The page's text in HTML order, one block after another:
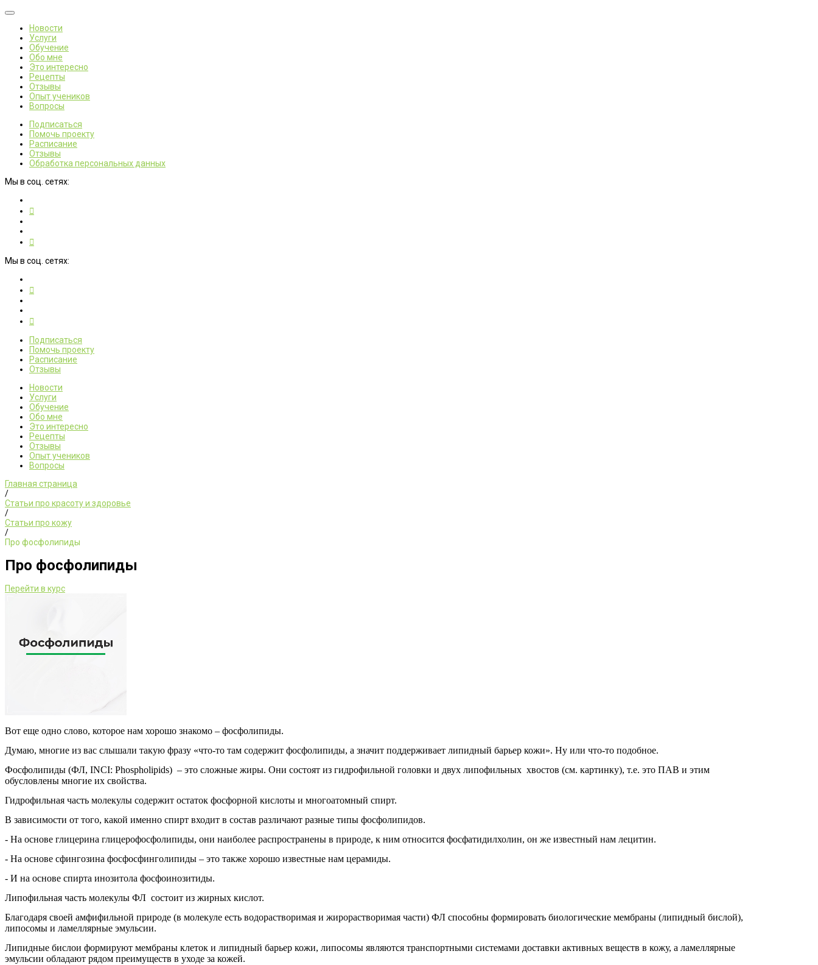
Новости
Услуги
Обучение
Обо мне
Это интересно
Рецепты
Отзывы
Опыт учеников
Вопросы
Подписаться
Помочь проекту
Расписание
Отзывы
Обработка персональных данных
Мы в соц. сетях:
Мы в соц. сетях:
Подписаться
Помочь проекту
Расписание
Отзывы
Новости
Услуги
Обучение
Обо мне
Это интересно
Рецепты
Отзывы
Опыт учеников
Вопросы
Главная страница
/
Статьи про красоту и здоровье
/
Статьи про кожу
/
Про фосфолипиды
Про фосфолипиды
Перейти в курс
Вот еще одно слово, которое нам хорошо знакомо – фосфолипиды.
Думаю, многие из вас слышали такую фразу «что-то там содержит фосфолипиды, а значит поддерживает липидный барьер кожи». Ну или что-то подобное.
Фосфолипиды (ФЛ, INCI: Phospholipids) – это сложные жиры. Они состоят из гидрофильной головки и двух липофильных хвостов (см. картинку), т.е. это ПАВ и этим
обусловлены многие их свойства.
Гидрофильная часть молекулы содержит остаток фосфорной кислоты и многоатомный спирт.
В зависимости от того, какой именно спирт входит в состав различают разные типы фосфолипидов.
- На основе глицерина глицерофосфолипиды, они наиболее распространены в природе, к ним относится фосфатидилхолин, он же известный нам лецитин.
- На основе сфингозина фосфосфинголипиды – это также хорошо известные нам церамиды.
- И на основе спирта инозитола фосфоинозитиды.
Липофильная часть молекулы ФЛ состоит из жирных кислот.
Благодаря своей амфифильной природе (в молекуле есть водорастворимая и жирорастворимая части) ФЛ способны формировать биологические мембраны (липидный бислой),
липосомы и ламеллярные эмульсии.
Липидные бислои формируют мембраны клеток и липидный барьер кожи, липосомы являются транспортными системами доставки активных веществ в кожу, а ламеллярные
эмульсии обладают рядом преимуществ в уходе за кожей.